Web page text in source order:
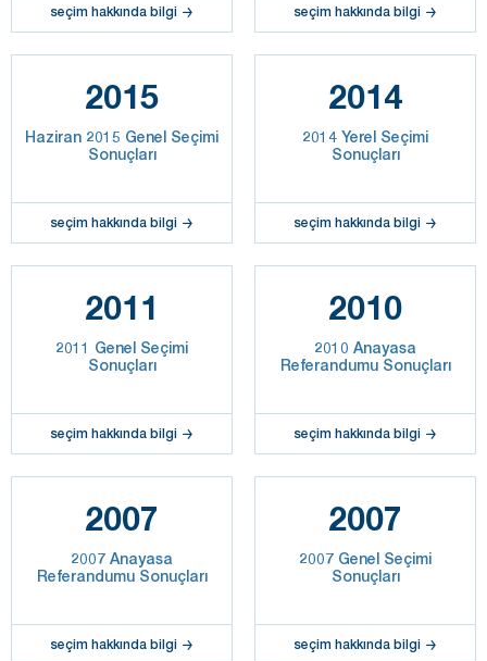
seçim hakkında bilgi seçim hakkında bilgi
2015
Haziran 2015 Genel Seçimi
Sonuçları
seçim hakkında bilgi
2014
2014 Yerel Seçimi
Sonuçları
seçim hakkında bilgi
2011
2011 Genel Seçimi
Sonuçları
seçim hakkında bilgi
2010
2010 Anayasa
Referandumu Sonuçları
seçim hakkında bilgi
2007
2007 Anayasa
Referandumu Sonuçları
seçim hakkında bilgi
2007
2007 Genel Seçimi
Sonuçları
seçim hakkında bilgi